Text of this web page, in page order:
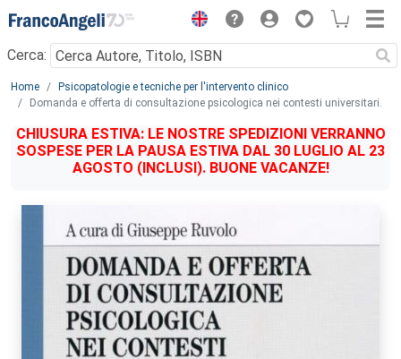
Menu
Cerca:
Main content
Home
Psicopatologie e tecniche per l'intervento clinico
Domanda e offerta di consultazione psicologica nei contesti universitari.
CHIUSURA ESTIVA: LE NOSTRE SPEDIZIONI VERRANNO
SOSPESE PER LA PAUSA ESTIVA DAL 30 LUGLIO AL 23
AGOSTO (INCLUSI). BUONE VACANZE!